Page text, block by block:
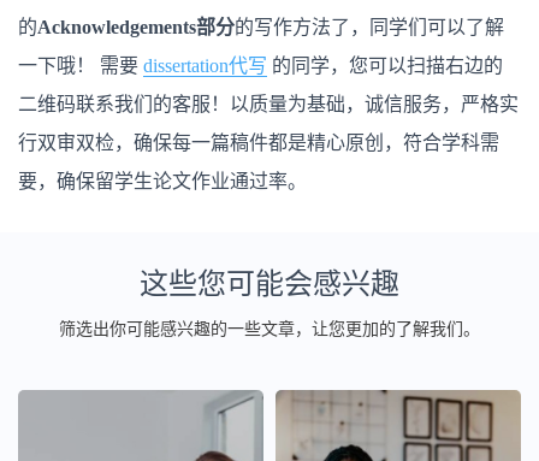
的Acknowledgements部分的写作方法了，同学们可以了解
一下哦！ 需要 dissertation代写 的同学，您可以扫描右边的
二维码联系我们的客服！以质量为基础，诚信服务，严格实
行双审双检，确保每一篇稿件都是精心原创，符合学科需
要，确保留学生论文作业通过率。
这些您可能会感兴趣
筛选出你可能感兴趣的一些文章，让您更加的了解我们。